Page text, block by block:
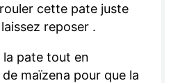
cette pate juste
reposer .
la pate tout en
maïzena pour que la